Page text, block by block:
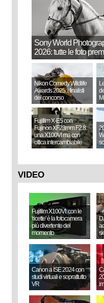
Sony World
2026: tutte le foto
Nikon Comedy Wildlife
Awards 2025: i finalisti
del concorso
Fujifilm X-E5 con
Fujinon XF23mm F2.8:
una X100VI ma con
ottica intercambiabile
VIDEO
Fujifilm X100VI: con le
'ricette' è la fotocamera
più divertente del
momento
Canon a ISE 2024 con
studi virtuali e soprattutto
VR